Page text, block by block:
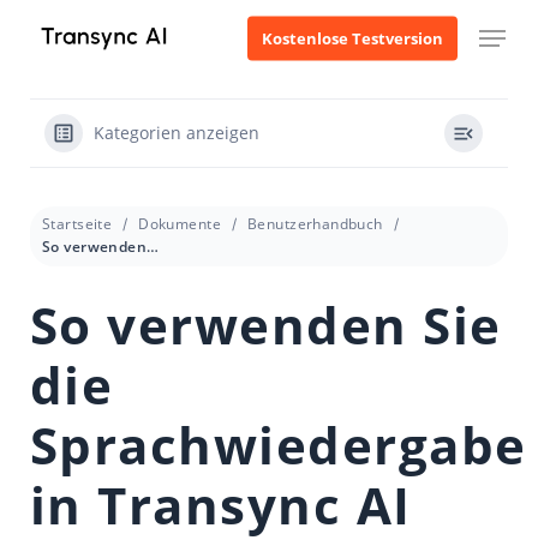
Hauptinhalt
Kostenlose Testversion Menü
Kategorien anzeigen
Startseite Dokumente
Benutzerhandbuch
So verwenden Sie die Sprachwiedergabe in Transync AI
So verwenden Sie
die
Sprachwiedergabe
in Transync AI